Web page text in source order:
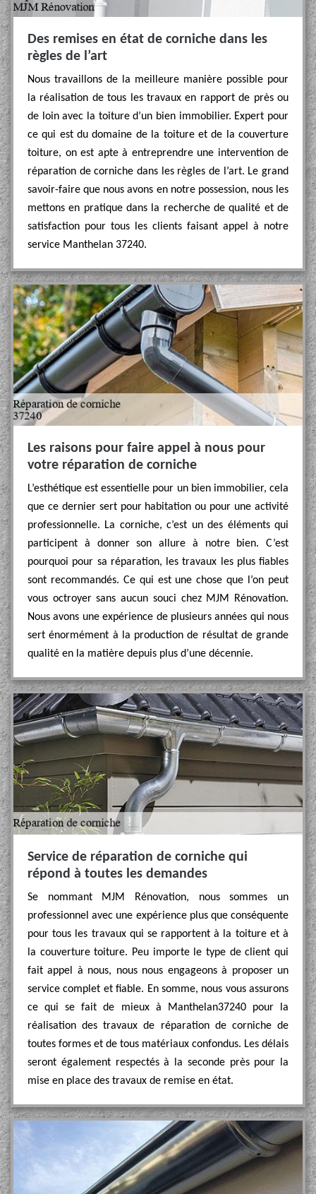
Des remises en état de corniche dans les
règles de l’art
Nous travaillons de la meilleure manière possible pour
la réalisation de tous les travaux en rapport de près ou
de loin avec la toiture d’un bien immobilier. Expert pour
ce qui est du domaine de la toiture et de la couverture
toiture, on est apte à entreprendre une intervention de
réparation de corniche dans les règles de l’art. Le grand
savoir-faire que nous avons en notre possession, nous les
mettons en pratique dans la recherche de qualité et de
satisfaction pour tous les clients faisant appel à notre
service Manthelan 37240.
Les raisons pour faire appel à nous pour
votre réparation de corniche
L’esthétique est essentielle pour un bien immobilier, cela
que ce dernier sert pour habitation ou pour une activité
professionnelle. La corniche, c’est un des éléments qui
participent à donner son allure à notre bien. C’est
pourquoi pour sa réparation, les travaux les plus fiables
sont recommandés. Ce qui est une chose que l’on peut
vous octroyer sans aucun souci chez MJM Rénovation.
Nous avons une expérience de plusieurs années qui nous
sert énormément à la production de résultat de grande
qualité en la matière depuis plus d’une décennie.
Service de réparation de corniche qui
répond à toutes les demandes
Se nommant MJM Rénovation, nous sommes un
professionnel avec une expérience plus que conséquente
pour tous les travaux qui se rapportent à la toiture et à
la couverture toiture. Peu importe le type de client qui
fait appel à nous, nous nous engageons à proposer un
service complet et fiable. En somme, nous vous assurons
ce qui se fait de mieux à Manthelan37240 pour la
réalisation des travaux de réparation de corniche de
toutes formes et de tous matériaux confondus. Les délais
seront également respectés à la seconde près pour la
mise en place des travaux de remise en état.